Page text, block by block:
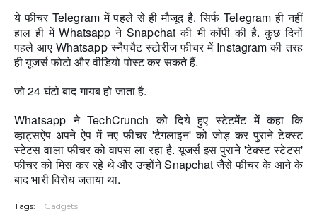
ये फीचर Telegram में पहले से ही मौजूद है. सिर्फ Telegram ही नहीं
हाल ही में Whatsapp ने Snapchat की भी कॉपी की है. कुछ दिनों
पहले आए Whatsapp स्नैपचैट स्टोरीज फीचर में Instagram की तरह
ही यूजर्स फोटो और वीडियो पोस्ट कर सकते हैं.
जो 24 घंटो बाद गायब हो जाता है.
Whatsapp ने TechCrunch को दिये हुए स्टेटमेंट में कहा कि
व्हाट्सऐप अपने ऐप में नए फीचर 'टैगलाइन' को जोड़ कर पुराने टेक्स्ट
स्टेटस वाला फीचर को वापस ला रहा है. यूजर्स इस पुराने 'टेक्स्ट स्टेटस'
फीचर को मिस कर रहे थे और उन्होंने Snapchat जैसे फीचर के आने के
बाद भारी विरोध जताया था.
Tags: Gadgets